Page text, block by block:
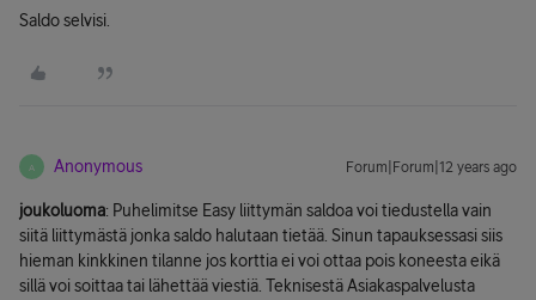
Saldo selvisi.
A Anonymous Forum|Forum|12 years ago
joukoluoma: Puhelimitse Easy liittymän saldoa voi tiedustella vain
siitä liittymästä jonka saldo halutaan tietää. Sinun tapauksessasi siis
hieman kinkkinen tilanne jos korttia ei voi ottaa pois koneesta eikä
sillä voi soittaa tai lähettää viestiä. Teknisestä Asiakaspalvelusta